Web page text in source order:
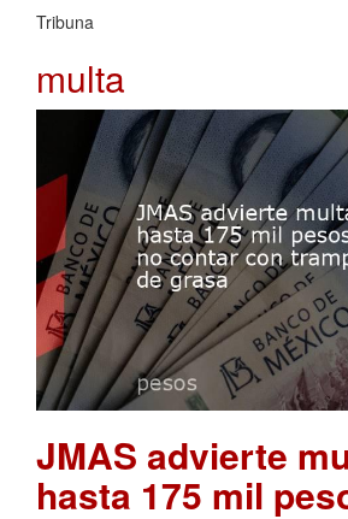
Tribuna
multa
JMAS advierte
hasta 175 mil